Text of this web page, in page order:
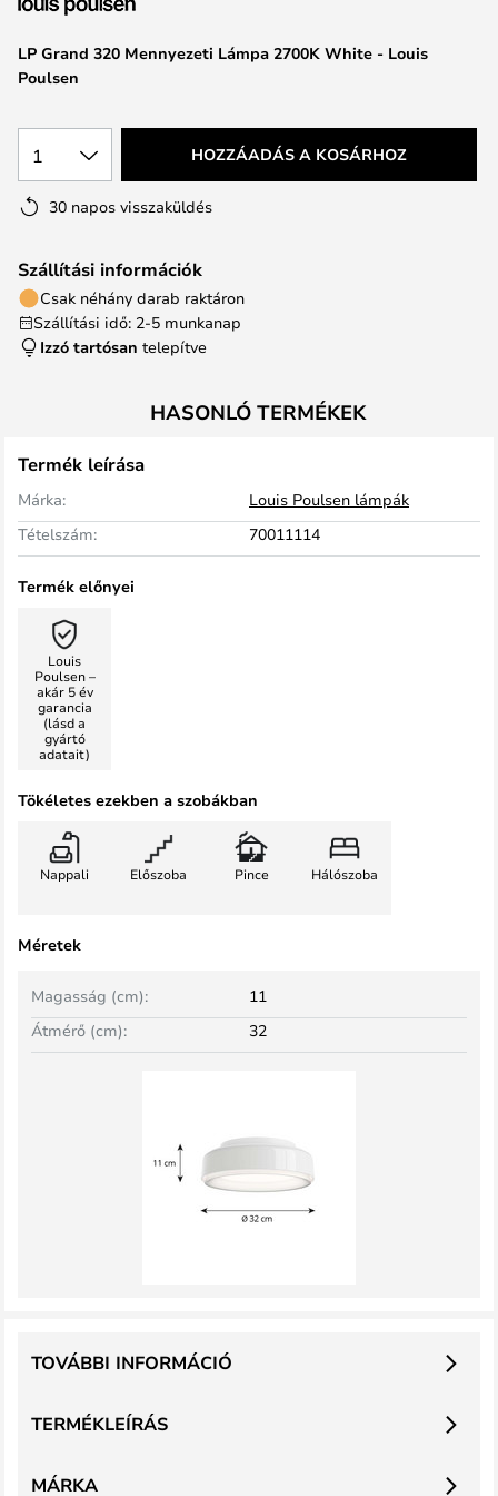
LP Grand 320 Mennyezeti Lámpa 2700K White - Louis
Poulsen
1 HOZZÁADÁS A KOSÁRHOZ
30 napos visszaküldés
Szállítási információk
Csak néhány darab raktáron
Szállítási idő: 2-5 munkanap
Izzó tartósan telepítve
HASONLÓ TERMÉKEK
Termék leírása
Márka:
Louis Poulsen lámpák
Tételszám:
70011114
Termék előnyei
Louis
Poulsen –
akár 5 év
garancia
(lásd a
gyártó
adatait)
Tökéletes ezekben a szobákban
Nappali Előszoba Pince Hálószoba
Méretek
Magasság (cm):
11
Átmérő (cm):
32
TERMÉKLEÍRÁS
TOVÁBBI INFORMÁCIÓ
MÁRKA